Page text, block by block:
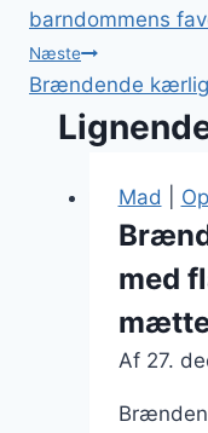
barndommens
Næste
Brændende
Mad
med
Af 27.